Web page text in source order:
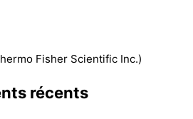
Fisher Scientific Inc.)
récents